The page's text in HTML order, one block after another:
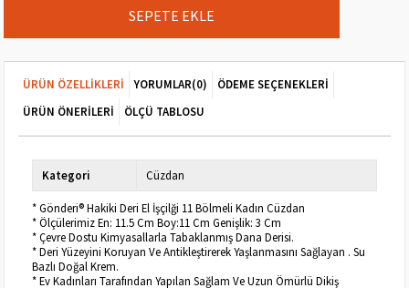
ÜRÜN ÖZELLIKLERI YORUMLAR(0)
ÖDEME SEÇENEKLERI
ÜRÜN ÖNERILERI
ÖLÇÜ TABLOSU
Kategori Cüzdan
* Gönderi® Hakiki Deri El İşçilği 11 Bölmeli Kadın Cüzdan
* Ölçülerimiz En: 11.5 Cm Boy:11 Cm Genişlik: 3 Cm
* Çevre Dostu Kimyasallarla Tabaklanmış Dana Derisi.
* Deri Yüzeyini Koruyan Ve Antikleştirerek Yaşlanmasını Sağlayan . Su
Bazlı Doğal Krem.
* Ev Kadınları Tarafından Yapılan Sağlam Ve Uzun Ömürlü Dikiş